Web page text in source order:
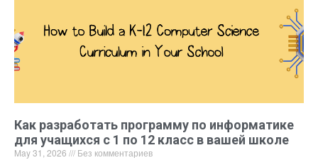
Как разработать программу по информатике
для учащихся с 1 по 12 класс в вашей школе
May 31, 2026 Без комментариев